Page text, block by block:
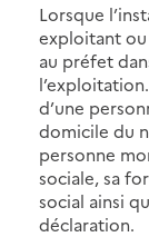
Lorsque
exploitant
au préfet
d’une
domicile du
personne
sociale, sa
social ainsi
déclaration.